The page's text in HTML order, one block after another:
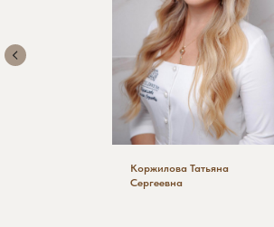
Коржилова Татьяна
Сергеевна